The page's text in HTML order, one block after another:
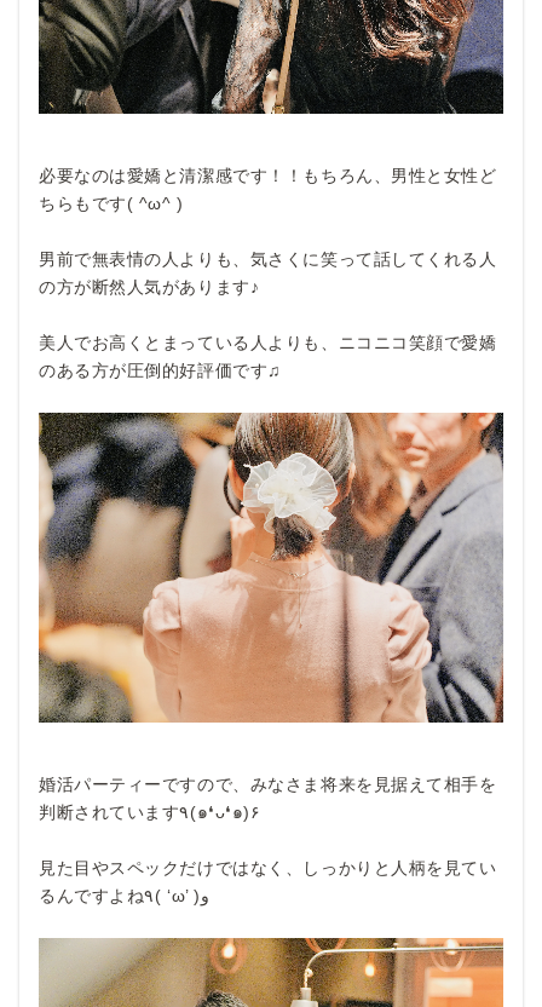
必要なのは愛嬌と清潔感です！！もちろん、男性と女性ど
ちらもです( ^ω^ )
男前で無表情の人よりも、気さくに笑って話してくれる人
の方が断然人気があります♪
美人でお高くとまっている人よりも、ニコニコ笑顔で愛嬌
のある方が圧倒的好評価です♫
婚活パーティーですので、みなさま将来を見据えて相手を
判断されています٩(๑❛ᴗ❛๑)۶
見た目やスペックだけではなく、しっかりと人柄を見てい
るんですよね٩( ‘ω’ )و